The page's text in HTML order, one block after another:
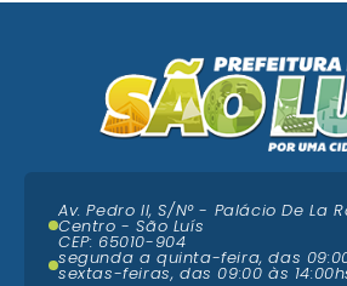
Av. Pedro II, S/N° - Palácio De La
Centro - São Luís
CEP: 65010-904
segunda a quinta-feira, das
sextas-feiras, das 09:00 às